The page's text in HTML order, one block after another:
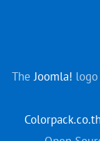
TheJoomla!